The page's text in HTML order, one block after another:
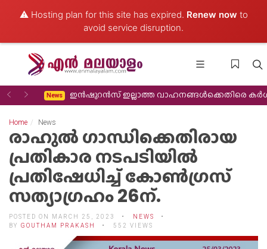
⚠️ Hosting plan for this site has expired. Renew now to
avoid service disruption.
Previous
Next
കാണാൻ News ഇൻഷുറൻസ് ഇല്ലാത്ത വാഹനങ്ങൾക്കെതിരെ
Home News
രാഹുല്‍ ഗാന്ധിക്കെതിരായ
പ്രതികാര നടപടിയില്‍
പ്രതിഷേധിച്ച് കോണ്‍ഗ്രസ്
സത്യാഗ്രഹം 26ന്.
POSTED ON MARCH 25, 2023
NEWS
BY GOUTHAM PRAKASH 552 VIEWS